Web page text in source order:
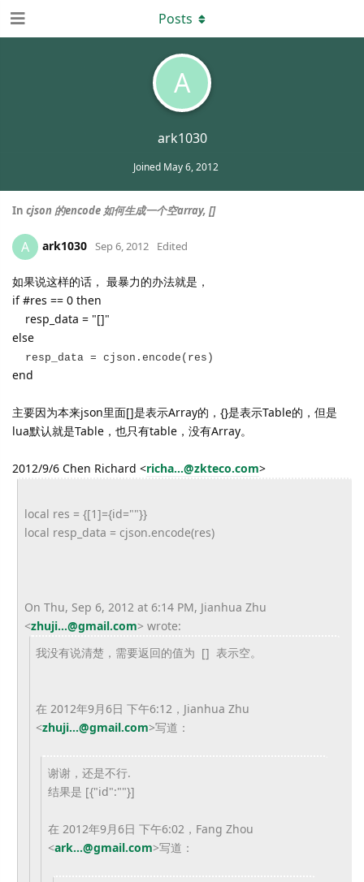
A
ark1030
Joined May 6, 2012
Posts
In cjson 的encode 如何生成一个空array, []
A ark1030 Sep 6, 2012 Edited
如果说这样的话， 最暴力的办法就是，
if #res == 0 then
resp_data = "[]"
else
resp_data = cjson.encode(res)
end
主要因为本来json里面[]是表示Array的，{}是表示Table的，但是
lua默认就是Table，也只有table，没有Array。
2012/9/6 Chen Richard <richa...@zkteco.com>
local res = {[1]={id=""}}
local resp_data = cjson.encode(res)
On Thu, Sep 6, 2012 at 6:14 PM, Jianhua Zhu
<zhuji...@gmail.com> wrote:
我没有说清楚，需要返回的值为 [] 表示空。
在 2012年9月6日 下午6:12，Jianhua Zhu
<zhuji...@gmail.com>写道：
谢谢，还是不行.
结果是 [{"id":""}]
在 2012年9月6日 下午6:02，Fang Zhou
<ark...@gmail.com>写道：